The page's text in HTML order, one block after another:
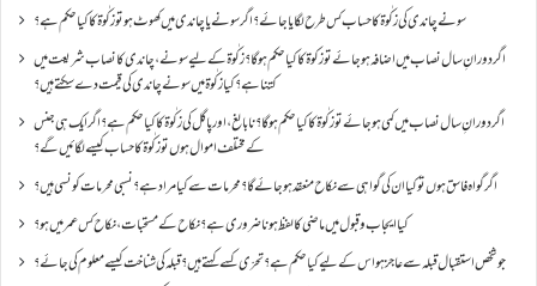
سونے چاندی کی زکٰوۃ کا حساب کس طرح لگایا جائے؟ اگر سونے یا چاندی میں کھوٹ ہو تو زکٰوۃ کا کیا حکم ہے؟
اگر دورانِ سال نصاب میں اضافہ ہو جائے تو زکوۃ کا کیا حکم ہو گا؟ زکٰوۃ کے لیے سونے ،چاندی کا نصاب شریعت میں
کتنا ہے؟ کیا زکٰوۃ میں سونے چاندی کی قیمت دے سکتے ہیں؟
اگر دورانِ سال نصاب میں کمی ہو جائے تو زکٰوۃ کا کیا حکم ہو گا؟ نا بالغ ، اور پاگل کی زکٰوۃ کا کیا حکم ہے؟ اگر ایک ہی جنس
کے مختلف اموال ہوں تو زکٰوۃ کا حساب کیسے لگائیں گے؟
اگر گواہ فاسق ہوں تو کیا ان کی گواہی سے نکاح منعقد ہو جائے گا؟ محرمات سے کیا مراد ہے؟ نسبی محرمات کونسی ہیں؟
کیا ایجاب و قبول میں ماضی کا لفظ ہونا ضروری ہے؟ نکاح کے مستحبات، نکاح کس عمر میں ہو؟
جو شخص استقبال قبلہ سے عاجز ہو اس کے لیے کیا حکم ہے؟ تحرّی کسے کہتے ہیں؟ قبلہ کی شناخت کیسے معلوم کی جائے؟